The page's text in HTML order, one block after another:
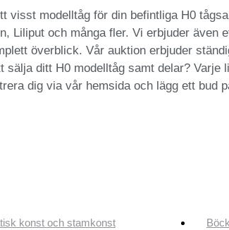
visst modelltåg för din befintliga H0
Liliput och många fler. Vi erbjuder även
överblick. Vår auktion erbjuder
sälja ditt H0 modelltåg samt delar?
dig via vår hemsida och lägg ett bud
konst och stamkonst